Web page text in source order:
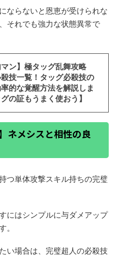
ならないと恩恵が受けられな
それでも強力な状態異常で
マン】極タッグ乱舞攻略
技一覧！タッグ必殺技の
的な覚醒方法を解説しま
の証もうまく使おう】
ネメシスと相性の良
つ単体攻撃スキル持ちの完璧
にはシンプルに与ダメアップ
。
い場合は、完璧超人の必殺技